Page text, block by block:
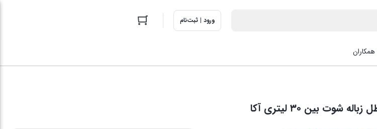
ورود | ثبت‌نام
شوت بین ۳۰ لیتری آکا